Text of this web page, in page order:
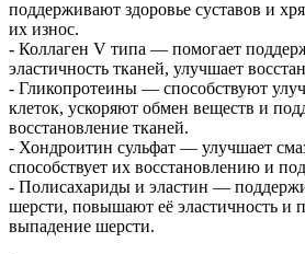
поддерживают здоровье суставов и
их износ.
- Коллаген V типа — помогает
эластичность тканей, улучшает
- Гликопротеины — способствуют
клеток, ускоряют обмен веществ и
восстановление тканей.
- Хондроитин сульфат — улучшает
способствует их восстановлению и
- Полисахариды и эластин —
шерсти, повышают её эластичность и
выпадение шерсти.